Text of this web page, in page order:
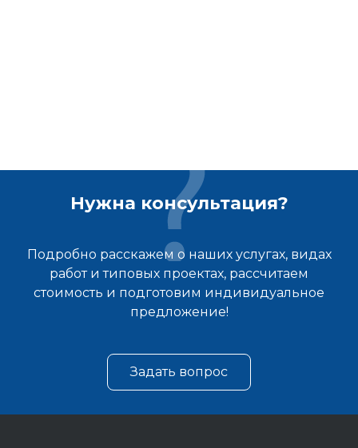
Нужна консультация?
Подробно расскажем о наших услугах, видах
работ и типовых проектах, рассчитаем
стоимость и подготовим индивидуальное
предложение!
Задать вопрос